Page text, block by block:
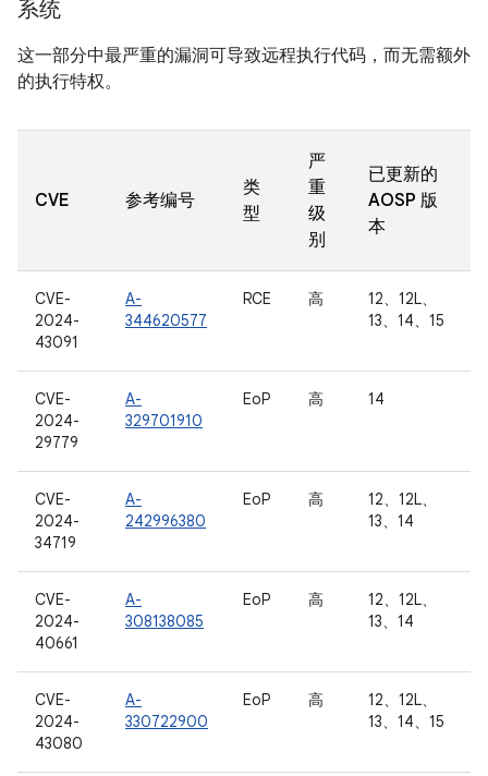
系统
这一部分中最严重的漏洞可导致远程执行代码，而无需额外
的执行特权。
CVE 参考编号
类
型
严
重
级
别
已更新的
AOSP 版
本
CVE-
2024-
43091
A-
344620577
RCE 高
12、12L、
13、14、15
CVE-
2024-
29779
A-
329701910
EoP 高 14
CVE-
2024-
34719
A-
242996380
EoP 高
12、12L、
13、14
CVE-
2024-
40661
A-
308138085
EoP 高
12、12L、
13、14
CVE-
2024-
43080
A-
330722900
EoP 高
12、12L、
13、14、15